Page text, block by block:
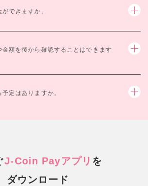
できますか。
金額を後から確認することはできます
定はありますか。
J-Coin Payアプリ を
ダウンロード